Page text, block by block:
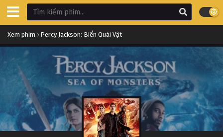
Xem phim › Percy Jackson: Biển Quái Vật